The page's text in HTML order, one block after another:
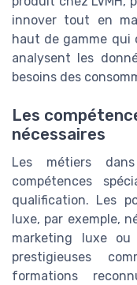
innover tout en
haut de gamme qui
analysent les
besoins des
Les
nécessaires
Les métiers
compétences
qualification. Les
luxe, par exemple,
marketing luxe ou
prestigieuses
formations